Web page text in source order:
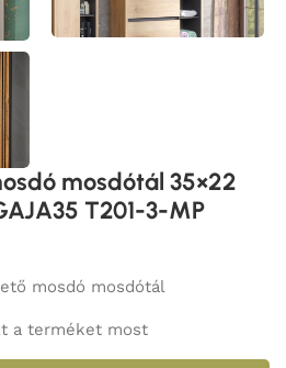
mosdótál 35×22
T201-3-MP
mosdó mosdótál
a terméket most